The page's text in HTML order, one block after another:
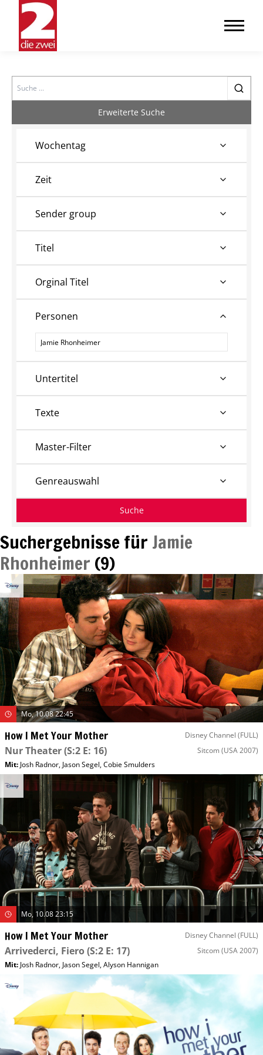
Search
Suchergebnisse für Jamie
Rhonheimer (9)
Mo, 10.08 22:45
How I Met Your Mother Disney Channel (FULL)
Nur Theater(S:2 E: 16) Sitcom (USA 2007)
Mit: Josh Radnor, Jason Segel,Cobie Smulders
Mo, 10.08 23:15
How I Met Your Mother Disney Channel (FULL)
Arrivederci, Fiero(S:2 E: 17) Sitcom (USA 2007)
Mit: Josh Radnor, Jason Segel,Alyson Hannigan
Erweiterte Suche
Wochentag
Zeit
Sender group
Titel
Orginal Titel
Personen
Personen
Untertitel
Texte
Master-Filter
Genreauswahl
Suche